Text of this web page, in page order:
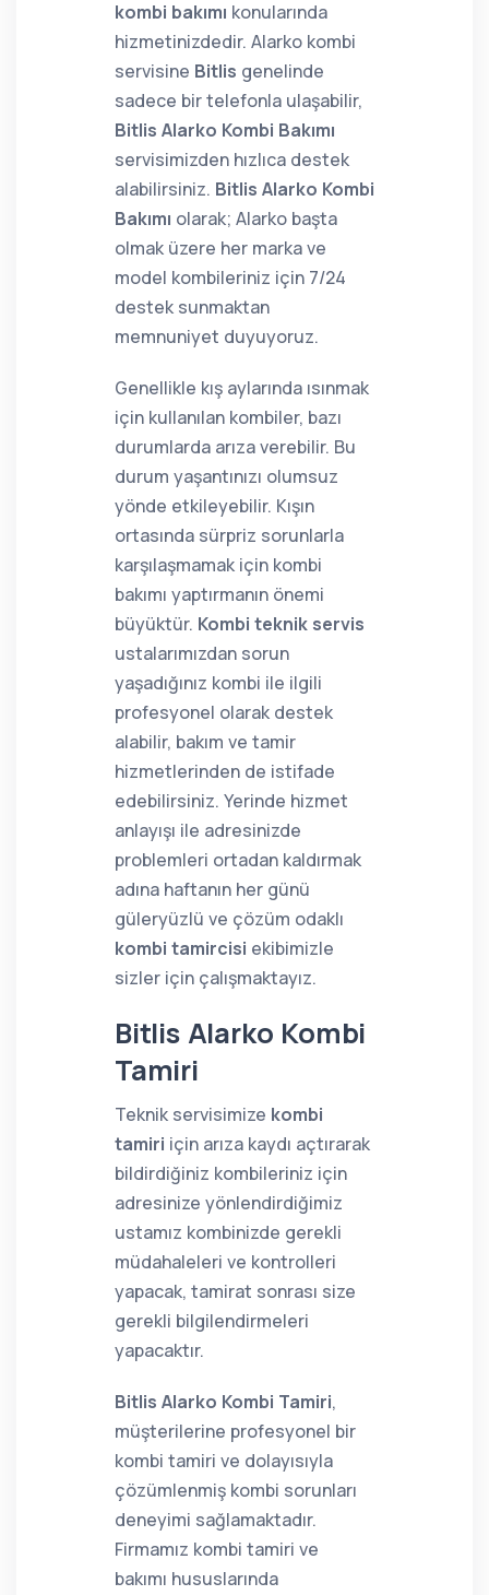
kombi bakımı konularında
hizmetinizdedir. Alarko kombi
servisine Bitlis genelinde
sadece bir telefonla ulaşabilir,
Bitlis Alarko Kombi Bakımı
servisimizden hızlıca destek
alabilirsiniz. Bitlis Alarko Kombi
Bakımı olarak; Alarko başta
olmak üzere her marka ve
model kombileriniz için 7/24
destek sunmaktan
memnuniyet duyuyoruz.
Genellikle kış aylarında ısınmak
için kullanılan kombiler, bazı
durumlarda arıza verebilir. Bu
durum yaşantınızı olumsuz
yönde etkileyebilir. Kışın
ortasında sürpriz sorunlarla
karşılaşmamak için kombi
bakımı yaptırmanın önemi
büyüktür. Kombi teknik servis
ustalarımızdan sorun
yaşadığınız kombi ile ilgili
profesyonel olarak destek
alabilir, bakım ve tamir
hizmetlerinden de istifade
edebilirsiniz. Yerinde hizmet
anlayışı ile adresinizde
problemleri ortadan kaldırmak
adına haftanın her günü
güleryüzlü ve çözüm odaklı
kombi tamircisi ekibimizle
sizler için çalışmaktayız.
Bitlis Alarko Kombi
Tamiri
Teknik servisimize kombi
tamiri için arıza kaydı açtırarak
bildirdiğiniz kombileriniz için
adresinize yönlendirdiğimiz
ustamız kombinizde gerekli
müdahaleleri ve kontrolleri
yapacak, tamirat sonrası size
gerekli bilgilendirmeleri
yapacaktır.
Bitlis Alarko Kombi Tamiri,
müşterilerine profesyonel bir
kombi tamiri ve dolayısıyla
çözümlenmiş kombi sorunları
deneyimi sağlamaktadır.
Firmamız kombi tamiri ve
bakımı hususlarında